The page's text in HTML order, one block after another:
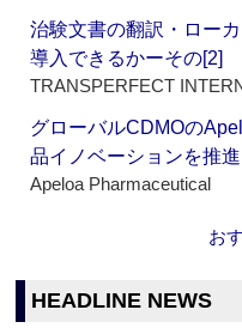
治験文書の翻訳・ロー
導入できるかーその[2]
TRANSPERFECT
グローバルCDMOの
品イノベーションを推進
Apeloa Pharmaceutical
お
HEADLINE NEWS